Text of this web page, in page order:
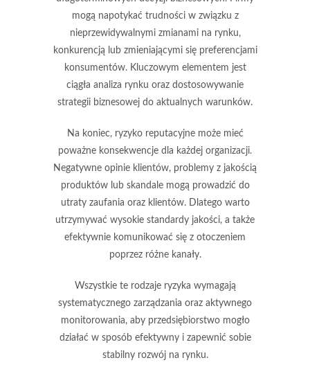
mogą napotykać trudności w związku z
nieprzewidywalnymi zmianami na rynku,
konkurencją lub zmieniającymi się preferencjami
konsumentów. Kluczowym elementem jest
ciągła analiza rynku oraz dostosowywanie
strategii biznesowej do aktualnych warunków.
Na koniec, ryzyko reputacyjnemoże mieć
poważne konsekwencje dla każdej organizacji.
Negatywne opinie klientów, problemy z jakością
produktów lub skandale mogą prowadzić do
utraty zaufania oraz klientów. Dlatego warto
utrzymywać wysokie standardy jakości, a także
efektywnie komunikować się z otoczeniem
poprzez różne kanały.
Wszystkie te rodzaje ryzyka wymagają
systematycznego zarządzania oraz aktywnego
monitorowania, aby przedsiębiorstwo mogło
działać w sposób efektywny i zapewnić sobie
stabilny rozwój na rynku.